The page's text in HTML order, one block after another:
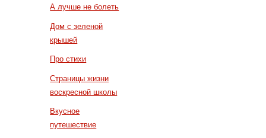
А лучше не болеть
Дом с зеленой
крышей
Про стихи
Страницы жизни
воскресной школы
Вкусное
путешествие